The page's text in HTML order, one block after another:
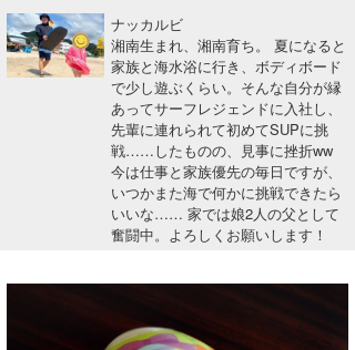
波情報･概況
WAVE HUNTER波予想ツール
サーフィンエリアガイド
会員メニュー
今月のプレゼント
ナッカルビ
湘南生まれ、湘南育ち。 夏になると
家族と海水浴に行き、ボディボード
で少し遊ぶくらい。そんな自分が縁
あってサーフレジェンドに入社し、
先輩に連れられて初めてSUPに挑
戦……したものの、見事に挫折ww
今は仕事と家族優先の毎日ですが、
いつかまた海で何かに挑戦できたら
いいな…… 家では娘2人の父として
奮闘中。よろしくお願いします！
アート＆エンタメ
ショップ情報
ショップ情報